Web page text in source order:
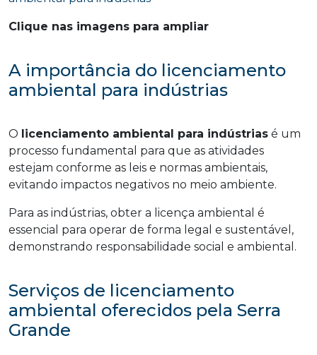
Clique nas imagens para ampliar
A importância do licenciamento
ambiental para indústrias
O licenciamento ambiental para indústrias é um
processo fundamental para que as atividades
estejam conforme as leis e normas ambientais,
evitando impactos negativos no meio ambiente.
Para as indústrias, obter a licença ambiental é
essencial para operar de forma legal e sustentável,
demonstrando responsabilidade social e ambiental.
Serviços de licenciamento
ambiental oferecidos pela Serra
Grande